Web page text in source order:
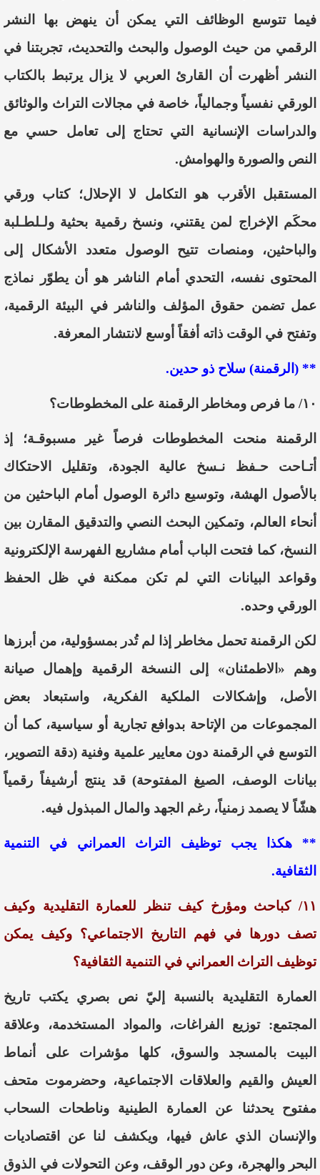
فيما تتوسع الوظائف التي يمكن أن ينهض بها النشر
الرقمي من حيث الوصول والبحث والتحديث، تجربتنا في
النشر أظهرت أن القارئ العربي لا يزال يرتبط بالكتاب
الورقي نفسياً وجمالياً، خاصة في مجالات التراث والوثائق
والدراسات الإنسانية التي تحتاج إلى تعامل حسي مع
النص والصورة والهوامش.
المستقبل الأقرب هو التكامل لا الإحلال؛ كتاب ورقي
محكَم الإخراج لمن يقتني، ونسخ رقمية بحثية ولـلطـلبة
والباحثين، ومنصات تتيح الوصول متعدد الأشكال إلى
المحتوى نفسه، التحدي أمام الناشر هو أن يطوّر نماذج
عمل تضمن حقوق المؤلف والناشر في البيئة الرقمية،
وتفتح في الوقت ذاته أفقاً أوسع لانتشار المعرفة.
** (الرقمنة) سلاح ذو حدين.
١٠/ ما فرص ومخاطر الرقمنة على المخطوطات؟
الرقمنة منحت المخطوطات فرصاً غير مسبوقـة؛ إذ
أتـاحت حـفظ نـسخ عالية الجودة، وتقليل الاحتكاك
بالأصول الهشة، وتوسيع دائرة الوصول أمام الباحثين من
أنحاء العالم، وتمكين البحث النصي والتدقيق المقارن بين
النسخ، كما فتحت الباب أمام مشاريع الفهرسة الإلكترونية
وقواعد البيانات التي لم تكن ممكنة في ظل الحفظ
الورقي وحده.
لكن الرقمنة تحمل مخاطر إذا لم تُدر بمسؤولية، من أبرزها
وهم «الاطمئنان» إلى النسخة الرقمية وإهمال صيانة
الأصل، وإشكالات الملكية الفكرية، واستبعاد بعض
المجموعات من الإتاحة بدوافع تجارية أو سياسية، كما أن
التوسع في الرقمنة دون معايير علمية وفنية (دقة التصوير،
بيانات الوصف، الصيغ المفتوحة) قد ينتج أرشيفاً رقمياً
هشّاً لا يصمد زمنياً، رغم الجهد والمال المبذول فيه.
** هكذا يجب توظيف التراث العمراني في التنمية
الثقافية.
١١/ كباحث ومؤرخ كيف تنظر للعمارة التقليدية وكيف
تصف دورها في فهم التاريخ الاجتماعي؟ وكيف يمكن
توظيف التراث العمراني في التنمية الثقافية؟
العمارة التقليدية بالنسبة إليّ نص بصري يكتب تاريخ
المجتمع: توزيع الفراغات، والمواد المستخدمة، وعلاقة
البيت بالمسجد والسوق، كلها مؤشرات على أنماط
العيش والقيم والعلاقات الاجتماعية، وحضرموت متحف
مفتوح يحدثنا عن العمارة الطينية وناطحات السحاب
والإنسان الذي عاش فيها، ويكشف لنا عن اقتصاديات
البحر والهجرة، وعن دور الوقف، وعن التحولات في الذوق